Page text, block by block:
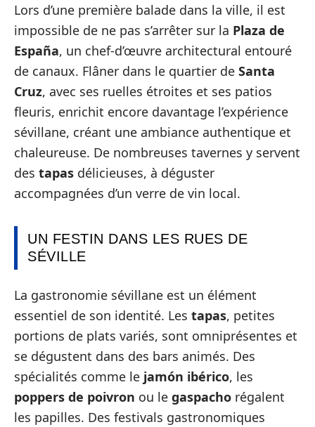
Lors d’une première balade dans la ville, il est
impossible de ne pas s’arrêter sur la Plaza de
España, un chef-d’œuvre architectural entouré
de canaux. Flâner dans le quartier de Santa
Cruz, avec ses ruelles étroites et ses patios
fleuris, enrichit encore davantage l’expérience
sévillane, créant une ambiance authentique et
chaleureuse. De nombreuses tavernes y servent
des tapas délicieuses, à déguster
accompagnées d’un verre de vin local.
UN FESTIN DANS LES RUES DE
SÉVILLE
La gastronomie sévillane est un élément
essentiel de son identité. Les tapas, petites
portions de plats variés, sont omniprésentes et
se dégustent dans des bars animés. Des
spécialités comme le jamón ibérico, les
poppers de poivron ou le gaspacho régalent
les papilles. Des festivals gastronomiques